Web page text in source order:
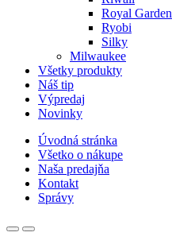
Royal Garden
Ryobi
Silky
Milwaukee
Všetky produkty
Náš tip
Výpredaj
Novinky
Úvodná stránka
Všetko o nákupe
Naša predajňa
Kontakt
Správy